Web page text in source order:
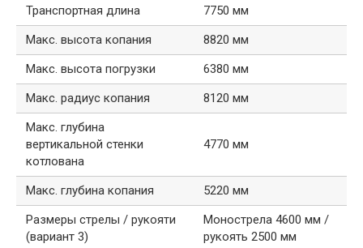
Транспортная длина
7750 мм
Макс. высота копания
8820 мм
Макс. высота погрузки
6380 мм
Макс. радиус копания
8120 мм
Макс. глубина
вертикальной стенки
котлована
4770 мм
Макс. глубина копания
5220 мм
Размеры стрелы / рукояти
(вариант 3)
Монострела 4600 мм /
рукоять 2500 мм